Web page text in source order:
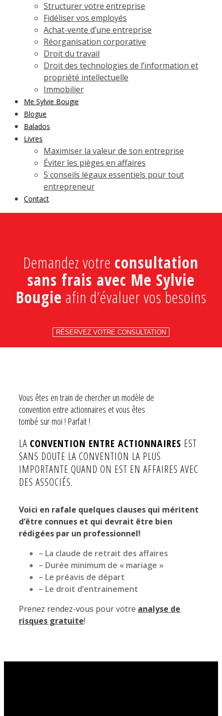
Structurer votre entreprise
Fidéliser vos employés
Achat-vente d’une entreprise
Réorganisation corporative
Droit du travail
Droit des technologies de l’information et
propriété intellectuelle
Immobilier
Me Sylvie Bougie
Blogue
Balados
Livres
Maximiser la valeur de son entreprise
Éviter les pièges en affaires
5 conseils légaux essentiels pour tout
entrepreneur
Contact
Demandez votre consultation
sans frais avec Me Sylvie
Bougie afin d’évaluer vos besoins
RÉSERVEZ VOTRE CONSULTATION
Vous êtes en train de chercher un modèle de
convention entre actionnaires et vous êtes
tombé sur moi ! Parfait !
LA CONVENTION ENTRE ACTIONNAIRES EST
SANS DOUTE LA CONVENTION LA PLUS
IMPORTANTE QUAND ON EST EN AFFAIRES AVEC
DES ASSOCIÉS.
Voici en rafale quelques clauses qui méritent
d’être connues et qui devrait être bien
rédigées par un professionnel!
– La claude de retrait des affaires
– Durée minimum de « mariage »
– Le préavis de départ
– Le droit d’entrainement
Prenez rendez-vous pour votre analyse de
risques gratuite!